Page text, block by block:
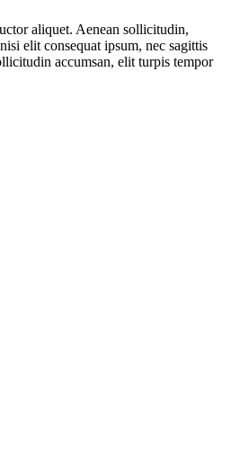
aliquet. Aenean sollicitudin,
elit consequat ipsum, nec sagittis
accumsan, elit turpis tempor